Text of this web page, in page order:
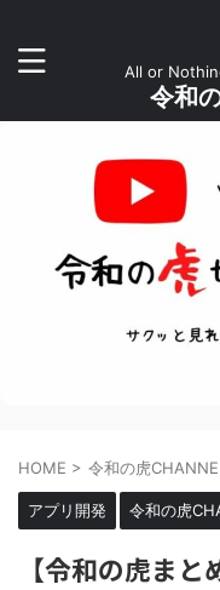
All or
令和
HOME > 令和の虎
アプリ開発 令和の虎
【令和の虎ま